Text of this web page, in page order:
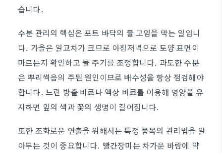
습니다.
수분 관리의 핵심은 포트 바닥의 물 고임을 막는 일입니
다. 가을은 일교차가 크므로 아침저녁으로 토양 표면이
마르는지 확인하고 물 주기를 조정합니다. 과도한 수분
은 뿌리썩음의 주된 원인이므로 배수성을 항상 점검해야
합니다. 느린 방출 비료나 액상 비료를 이용해 영양을 유
지하면 잎의 색과 꽃의 생명이 길어집니다.
또한 조화로운 연출을 위해서는 특정 품목의 관리법을 알
아두는 것이 중요합니다. 빨간장미는 차가운 바람에 약